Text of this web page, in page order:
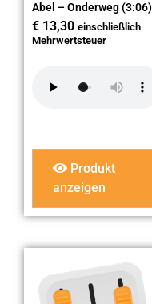
Abel – Onderweg (3:06)
€ 13,30 einschließlich
Mehrwertsteuer
Produkt
anzeigen